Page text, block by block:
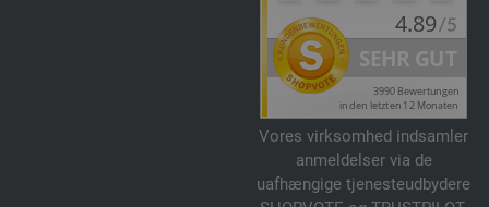
Vores virksomhed indsamler
anmeldelser via de
uafhængige tjenesteudbydere